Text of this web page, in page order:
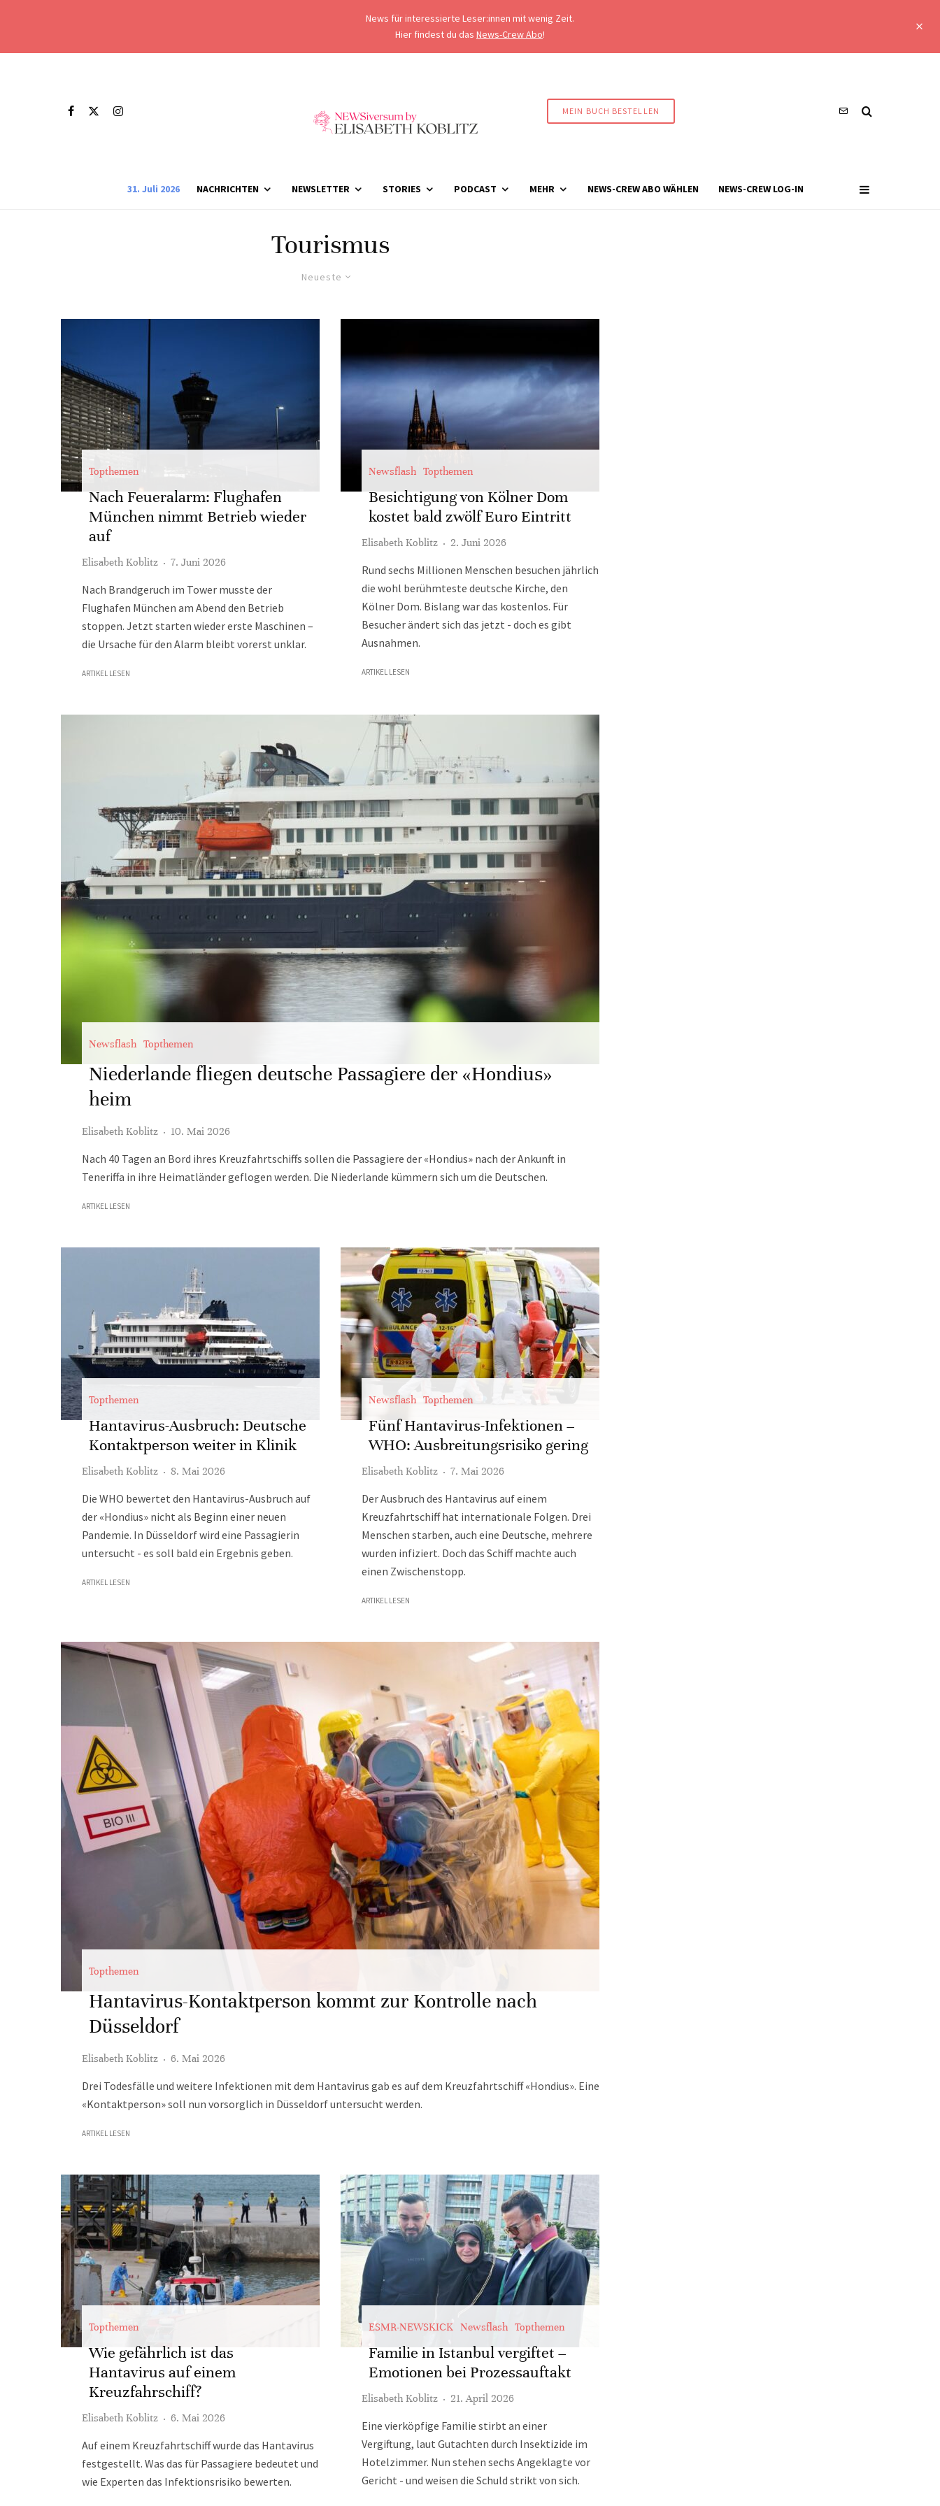
News für interessierte Leser:innen mit wenig Zeit.
Hier findest du das News-Crew Abo!
MEIN BUCH BESTELLEN
31. Juli 2026 NACHRICHTEN NEWSLETTER STORIES PODCAST MEHR NEWS-CREW ABO WÄHLEN NEWS-CREW LOG-IN
Tourismus
Neueste
Topthemen
Nach Feueralarm: Flughafen
München nimmt Betrieb wieder
auf
Elisabeth Koblitz · 7. Juni 2026
Nach Brandgeruch im Tower musste der
Flughafen München am Abend den Betrieb
stoppen. Jetzt starten wieder erste Maschinen –
die Ursache für den Alarm bleibt vorerst unklar.
ARTIKEL LESEN
Newsflash Topthemen
Besichtigung von Kölner Dom
kostet bald zwölf Euro Eintritt
Elisabeth Koblitz · 2. Juni 2026
Rund sechs Millionen Menschen besuchen jährlich
die wohl berühmteste deutsche Kirche, den
Kölner Dom. Bislang war das kostenlos. Für
Besucher ändert sich das jetzt - doch es gibt
Ausnahmen.
ARTIKEL LESEN
Newsflash Topthemen
Niederlande fliegen deutsche Passagiere der «Hondius»
heim
Elisabeth Koblitz · 10. Mai 2026
Nach 40 Tagen an Bord ihres Kreuzfahrtschiffs sollen die Passagiere der «Hondius» nach der Ankunft in
Teneriffa in ihre Heimatländer geflogen werden. Die Niederlande kümmern sich um die Deutschen.
ARTIKEL LESEN
Topthemen
Hantavirus-Ausbruch: Deutsche
Kontaktperson weiter in Klinik
Elisabeth Koblitz · 8. Mai 2026
Die WHO bewertet den Hantavirus-Ausbruch auf
der «Hondius» nicht als Beginn einer neuen
Pandemie. In Düsseldorf wird eine Passagierin
untersucht - es soll bald ein Ergebnis geben.
ARTIKEL LESEN
Newsflash Topthemen
Fünf Hantavirus-Infektionen –
WHO: Ausbreitungsrisiko gering
Elisabeth Koblitz · 7. Mai 2026
Der Ausbruch des Hantavirus auf einem
Kreuzfahrtschiff hat internationale Folgen. Drei
Menschen starben, auch eine Deutsche, mehrere
wurden infiziert. Doch das Schiff machte auch
einen Zwischenstopp.
ARTIKEL LESEN
Topthemen
Hantavirus-Kontaktperson kommt zur Kontrolle nach
Düsseldorf
Elisabeth Koblitz · 6. Mai 2026
Drei Todesfälle und weitere Infektionen mit dem Hantavirus gab es auf dem Kreuzfahrtschiff «Hondius». Eine
«Kontaktperson» soll nun vorsorglich in Düsseldorf untersucht werden.
ARTIKEL LESEN
Topthemen
Wie gefährlich ist das
Hantavirus auf einem
Kreuzfahrschiff?
Elisabeth Koblitz · 6. Mai 2026
Auf einem Kreuzfahrtschiff wurde das Hantavirus
festgestellt. Was das für Passagiere bedeutet und
wie Experten das Infektionsrisiko bewerten.
ESMR-NEWSKICK Newsflash Topthemen
Familie in Istanbul vergiftet –
Emotionen bei Prozessauftakt
Elisabeth Koblitz · 21. April 2026
Eine vierköpfige Familie stirbt an einer
Vergiftung, laut Gutachten durch Insektizide im
Hotelzimmer. Nun stehen sechs Angeklagte vor
Gericht - und weisen die Schuld strikt von sich.